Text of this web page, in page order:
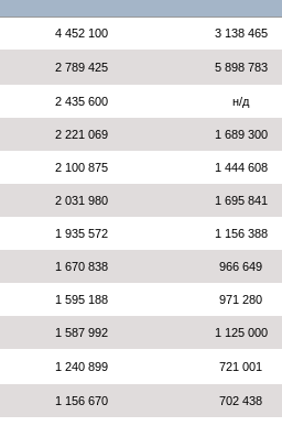
4 452 100 3 138 465
2 789 425 5 898 783
2 435 600 н/д
2 221 069 1 689 300
2 100 875 1 444 608
2 031 980 1 695 841
1 935 572 1 156 388
1 670 838 966 649
1 595 188 971 280
1 587 992 1 125 000
1 240 899 721 001
1 156 670 702 438